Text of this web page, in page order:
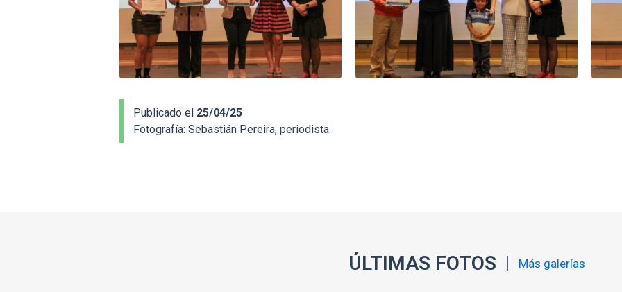
Publicado el 25/04/25
Fotografía: Sebastián Pereira, periodista.
ÚLTIMAS FOTOS Más galerías